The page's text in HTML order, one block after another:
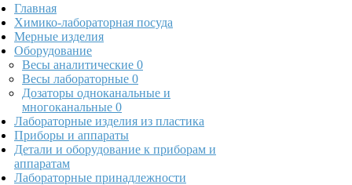
Главная
Химико-лабораторная посуда
Мерные изделия
Оборудование
Весы аналитические 0
Весы лабораторные 0
Дозаторы одноканальные и
многоканальные 0
Лабораторные изделия из пластика
Приборы и аппараты
Детали и оборудование к приборам и
аппаратам
Лабораторные принадлежности